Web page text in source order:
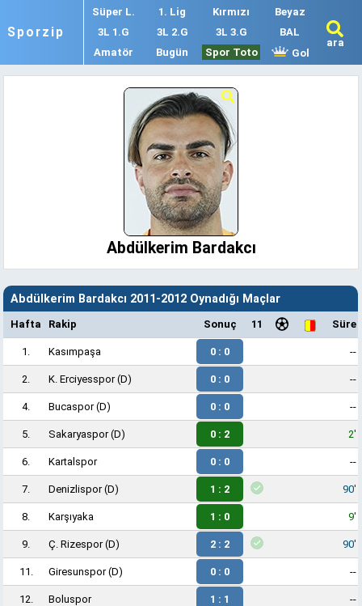
Sporzip
Süper L. 1. Lig Kırmızı
Beyaz
3L 1.G
3L 2.G 3L 3.G
BAL
Amatör
Bugün Spor Toto Gol
ara
Abdülkerim Bardakcı
Abdülkerim Bardakcı 2011-2012 Oynadığı Maçlar
Hafta Rakip Sonuç 11 Süre
1. Kasımpaşa 0 : 0 --
2. K. Erciyesspor(D) 0 : 0 --
4. Bucaspor(D) 0 : 0 --
5. Sakaryaspor(D) 0 : 2 2'
6. Kartalspor 0 : 0 --
7. Denizlispor(D) 1 : 2 90'
8. Karşıyaka 1 : 0 9'
9. Ç. Rizespor(D) 2 : 2 90'
11. Giresunspor(D) 0 : 0 --
12. Boluspor 1 : 1 --